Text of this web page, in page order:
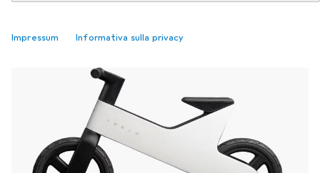
Impressum Informativa sulla privacy
Novità e trend